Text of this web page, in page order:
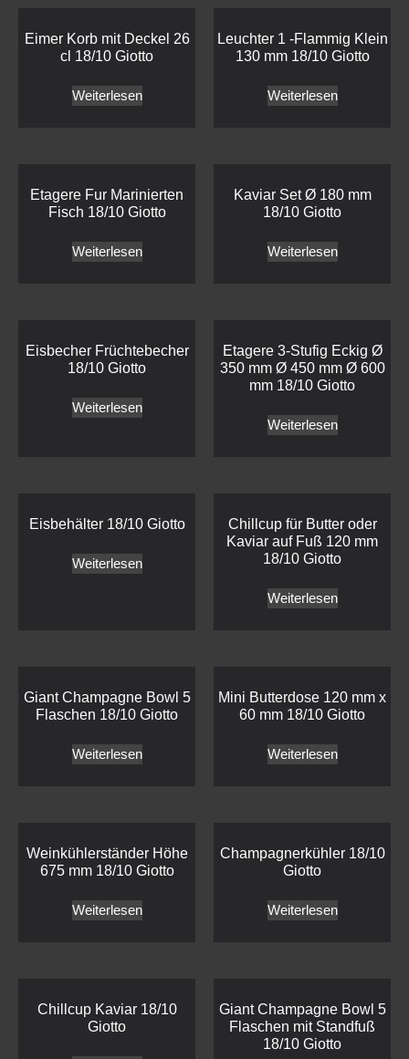
Eimer Korb mit Deckel 26
cl 18/10 Giotto
Weiterlesen
Leuchter 1 -Flammig Klein
130 mm 18/10 Giotto
Weiterlesen
Etagere Fur Marinierten
Fisch 18/10 Giotto
Weiterlesen
Kaviar Set Ø 180 mm
18/10 Giotto
Weiterlesen
Eisbecher Früchtebecher
18/10 Giotto
Weiterlesen
Etagere 3-Stufig Eckig Ø
350 mm Ø 450 mm Ø 600
mm 18/10 Giotto
Weiterlesen
Eisbehälter 18/10 Giotto
Weiterlesen
Chillcup für Butter oder
Kaviar auf Fuß 120 mm
18/10 Giotto
Weiterlesen
Giant Champagne Bowl 5
Flaschen 18/10 Giotto
Weiterlesen
Mini Butterdose 120 mm x
60 mm 18/10 Giotto
Weiterlesen
Weinkühlerständer Höhe
675 mm 18/10 Giotto
Weiterlesen
Champagnerkühler 18/10
Giotto
Weiterlesen
Chillcup Kaviar 18/10
Giotto
Giant Champagne Bowl 5
Flaschen mit Standfuß
18/10 Giotto